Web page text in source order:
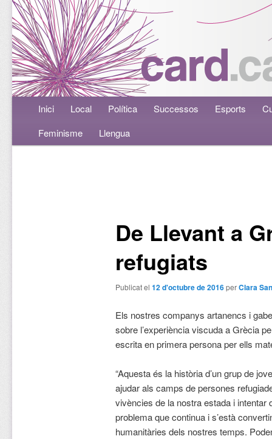
Menú principalAneu al contingut principal
Aneu al contingut secundari
Inici Local Política Successos Esports
Feminisme
Llengua
De Llevant a
refugiats
Publicat el 12 d'octubre de 2016perClara
Els nostres companys artanencs i
sobre l’experiència viscuda a Grècia
escrita en primera persona per ells
“Aquesta és la història d’un grup de
ajudar als camps de persones
vivències de la nostra estada i intentar
problema que continua i s’està
humanitàries dels nostres temps.